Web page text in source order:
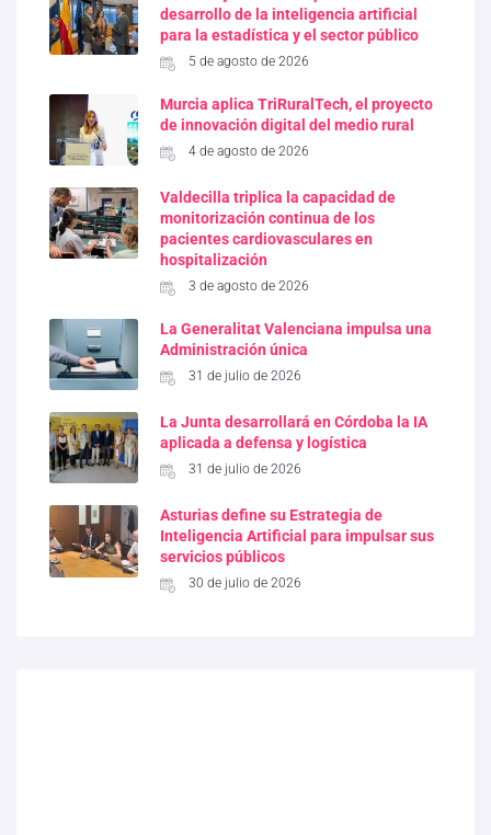
desarrollo de la inteligencia artificial
para la estadística y el sector público
5 de agosto de 2026
Murcia aplica TriRuralTech, el proyecto
de innovación digital del medio rural
4 de agosto de 2026
Valdecilla triplica la capacidad de
monitorización continua de los
pacientes cardiovasculares en
hospitalización
3 de agosto de 2026
La Generalitat Valenciana impulsa una
Administración única
31 de julio de 2026
La Junta desarrollará en Córdoba la IA
aplicada a defensa y logística
31 de julio de 2026
Asturias define su Estrategia de
Inteligencia Artificial para impulsar sus
servicios públicos
30 de julio de 2026